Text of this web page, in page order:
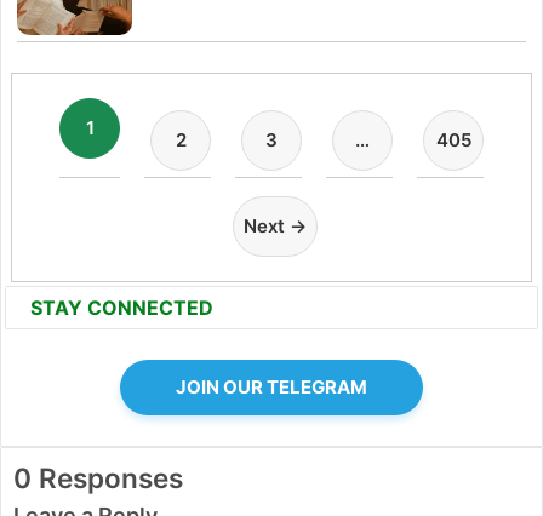
1
2 3 … 405
Next →
STAY CONNECTED
JOIN OUR TELEGRAM
0 Responses